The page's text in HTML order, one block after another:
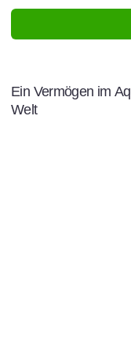
Ein Vermögen im
Welt